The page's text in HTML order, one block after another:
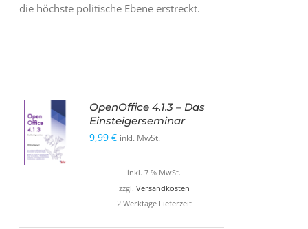
die höchste politische Ebene erstreckt.
OpenOffice 4.1.3 – Das
Einsteigerseminar
9,99€ inkl. MwSt.
inkl. 7 % MwSt.
zzgl. Versandkosten
2 Werktage Lieferzeit